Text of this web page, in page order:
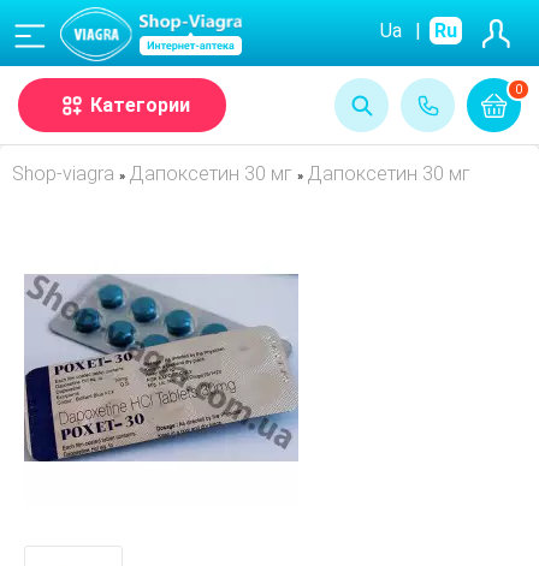
0
(068) Ua | Ru
Категории
Shop-viagra » Дапоксетин 30 мг » Дапоксетин 30 мг